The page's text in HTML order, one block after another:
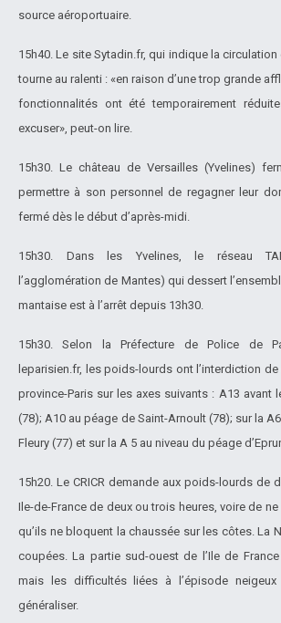
source aéroportuaire.
15h40. Le site Sytadin.fr, qui indique la circulation
tourne au ralenti : «en raison d’une trop grande
fonctionnalités ont été temporairement
excuser», peut-on lire.
15h30. Le château de Versailles (Yvelines)
permettre à son personnel de regagner leur
fermé dès le début d’après-midi.
15h30. Dans les Yvelines, le réseau
l’agglomération de Mantes) qui dessert
mantaise est à l’arrêt depuis 13h30.
15h30. Selon la Préfecture de Police de
leparisien.fr, les poids-lourds ont l’interdiction
province-Paris sur les axes suivants : A13 avant
(78); A10 au péage de Saint-Arnoult (78); sur la
Fleury (77) et sur la A 5 au niveau du péage
15h20. Le CRICR demande aux poids-lourds de
Ile-de-France de deux ou trois heures, voire de
qu’ils ne bloquent la chaussée sur les côtes. La
coupées. La partie sud-ouest de l’Ile de
mais les difficultés liées à l’épisode
généraliser.